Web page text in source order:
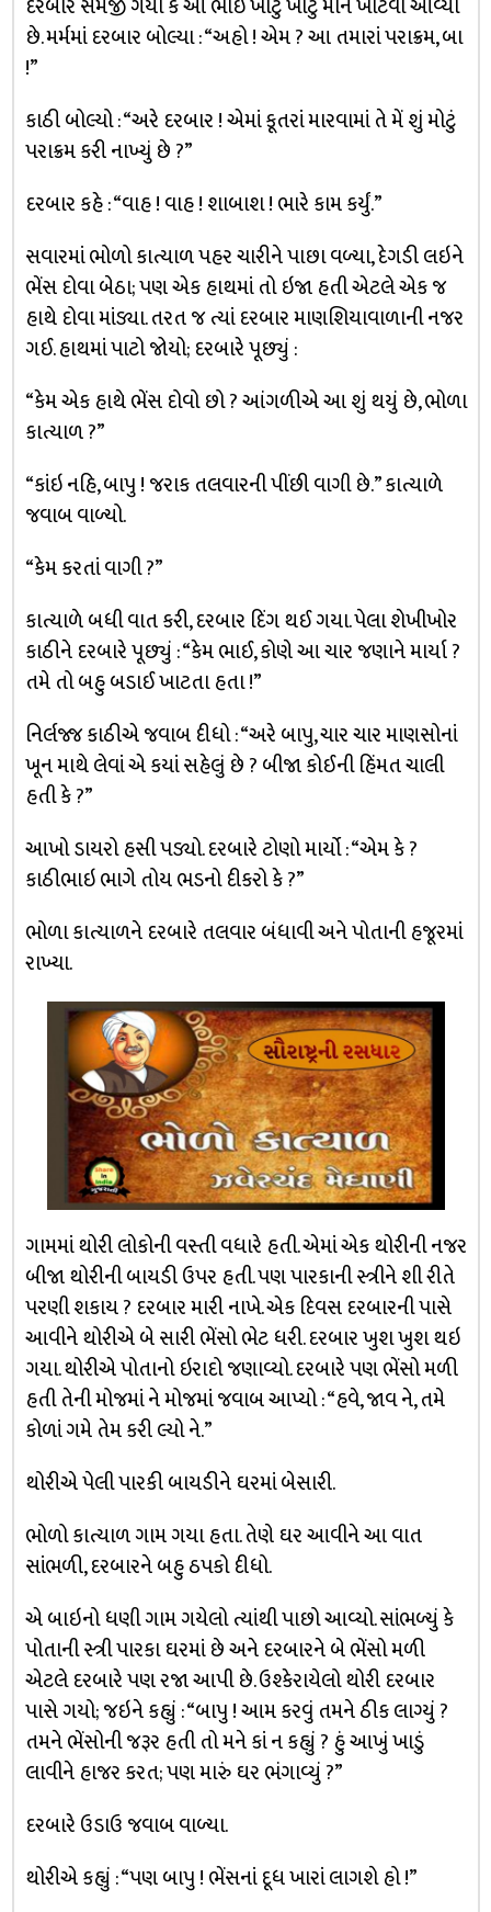
દરબાર સમજી ગયા કે આ ભાઇ ખોટું ખોટું માન ખાટવા આવ્યો
છે. મર્મમાં દરબાર બોલ્યા : “અહો ! એમ ? આ તમારાં પરાક્રમ, બા
!”
કાઠી બોલ્યો : “અરે દરબાર ! એમાં કૂતરાં મારવામાં તે મેં શું મોટું
પરાક્રમ કરી નાખ્યું છે ?”
દરબાર કહે : “વાહ ! વાહ ! શાબાશ ! ભારે કામ કર્યું.”
સવારમાં ભોળો કાત્યાળ પહર ચારીને પાછા વળ્યા, દેગડી લઇને
ભેંસ દોવા બેઠા; પણ એક હાથમાં તો ઇજા હતી એટલે એક જ
હાથે દોવા માંડ્યા. તરત જ ત્યાં દરબાર માણશિયાવાળાની નજર
ગઈ. હાથમાં પાટો જોયો; દરબારે પૂછ્યું :
“કેમ એક હાથે ભેંસ દોવો છો ? આંગળીએ આ શું થયું છે, ભોળા
કાત્યાળ ?”
“કાંઇ નહિ, બાપુ ! જરાક તલવારની પીંછી વાગી છે.” કાત્યાળે
જવાબ વાળ્યો.
“કેમ કરતાં વાગી ?”
કાત્યાળે બધી વાત કરી, દરબાર દિંગ થઈ ગયા. પેલા શેખીખોર
કાઠીને દરબારે પૂછ્યું : “કેમ ભાઈ, કોણે આ ચાર જણાને માર્યા ?
તમે તો બહુ બડાઈ ખાટતા હતા !”
નિર્લજ્જ કાઠીએ જવાબ દીધો : “અરે બાપુ, ચાર ચાર માણસોનાં
ખૂન માથે લેવાં એ કયાં સહેલું છે ? બીજા કોઈની હિંમત ચાલી
હતી કે ?”
આખો ડાયરો હસી પડ્યો. દરબારે ટોણો માર્યો : “એમ કે ?
કાઠીભાઇ ભાગે તોય ભડનો દીકરો કે ?”
ભોળા કાત્યાળને દરબારે તલવાર બંધાવી અને પોતાની હજૂરમાં
રાખ્યા.
ગામમાં થોરી લોકોની વસ્તી વધારે હતી. એમાં એક થોરીની નજર
બીજા થોરીની બાયડી ઉપર હતી. પણ પારકાની સ્ત્રીને શી રીતે
પરણી શકાય ? દરબાર મારી નાખે. એક દિવસ દરબારની પાસે
આવીને થોરીએ બે સારી ભેંસો ભેટ ધરી. દરબાર ખુશ ખુશ થઇ
ગયા. થોરીએ પોતાનો ઇરાદો જણાવ્યો. દરબારે પણ ભેંસો મળી
હતી તેની મોજમાં ને મોજમાં જવાબ આપ્યો : “હવે, જાવ ને, તમે
કોળાં ગમે તેમ કરી લ્યો ને.”
થોરીએ પેલી પારકી બાયડીને ઘરમાં બેસારી.
ભોળો કાત્યાળ ગામ ગયા હતા. તેણે ઘર આવીને આ વાત
સાંભળી, દરબારને બહુ ઠપકો દીધો.
એ બાઇનો ધણી ગામ ગયેલો ત્યાંથી પાછો આવ્યો. સાંભળ્યું કે
પોતાની સ્ત્રી પારકા ઘરમાં છે અને દરબારને બે ભેંસો મળી
એટલે દરબારે પણ રજા આપી છે. ઉશ્કેરાયેલો થોરી દરબાર
પાસે ગયો; જઇને કહ્યું : “બાપુ ! આમ કરવું તમને ઠીક લાગ્યું ?
તમને ભેંસોની જરૂર હતી તો મને કાં ન કહ્યું ? હું આખું ખાડું
લાવીને હાજર કરત; પણ મારું ઘર ભંગાવ્યું ?”
દરબારે ઉડાઉ જવાબ વાળ્યા.
થોરીએ કહ્યું : “પણ બાપુ ! ભેંસનાં દૂધ ખારાં લાગશે હો !”